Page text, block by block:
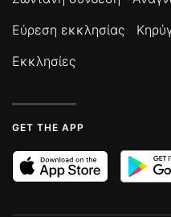
Εύρεση εκκλησίας
Εκκλησίες
GET THE APP